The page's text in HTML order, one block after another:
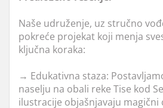
Naše udruženje, uz stručno
pokreće projekat koji menja
ključna koraka:
→ Edukativna staza:
naselju na obali reke Tise kod
ilustracije objašnjavaju magični